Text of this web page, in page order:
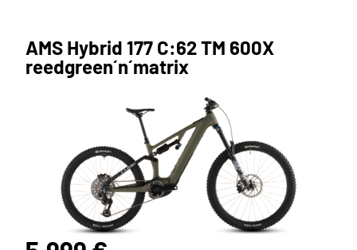
AMS Hybrid 177 C:62 TM 600X
reedgreen´n´matrix